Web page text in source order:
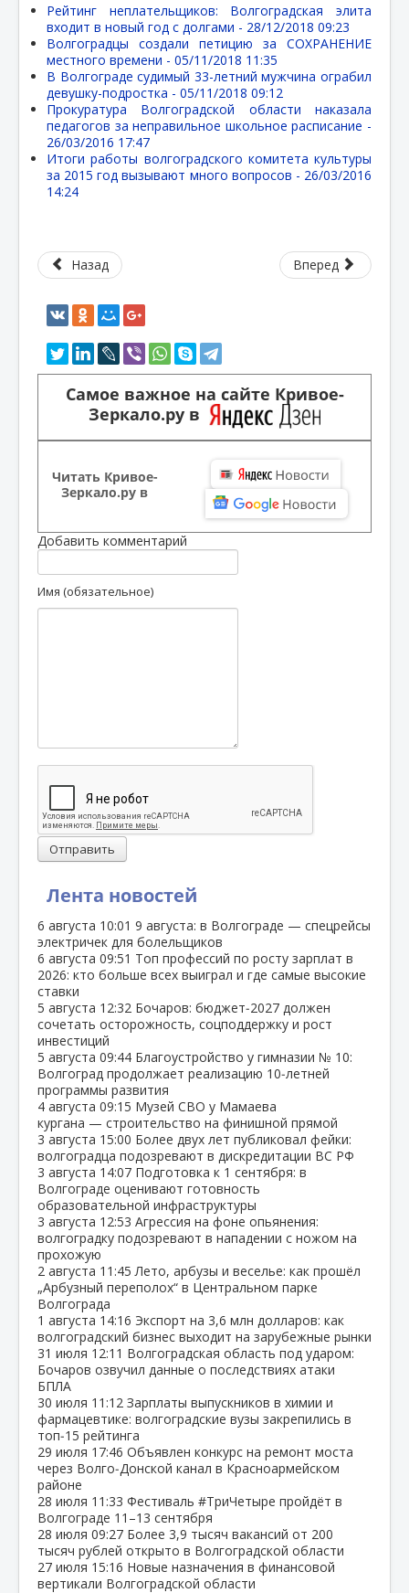
Лента новостей
6 августа 10:01 9 августа: в Волгограде — спецрейсы
электричек для болельщиков
6 августа 09:51 Топ профессий по росту зарплат в
2026: кто больше всех выиграл и где самые высокие
ставки
5 августа 12:32 Бочаров: бюджет‑2027 должен
сочетать осторожность, соцподдержку и рост
инвестиций
5 августа 09:44 Благоустройство у гимназии № 10:
Волгоград продолжает реализацию 10‑летней
программы развития
4 августа 09:15 Музей СВО у Мамаева
кургана — строительство на финишной прямой
3 августа 15:00 Более двух лет публиковал фейки:
волгоградца подозревают в дискредитации ВС РФ
3 августа 14:07 Подготовка к 1 сентября: в
Волгограде оценивают готовность
образовательной инфраструктуры
3 августа 12:53 Агрессия на фоне опьянения:
волгоградку подозревают в нападении с ножом на
прохожую
2 августа 11:45 Лето, арбузы и веселье: как прошёл
„Арбузный переполох“ в Центральном парке
Волгограда
1 августа 14:16 Экспорт на 3,6 млн долларов: как
волгоградский бизнес выходит на зарубежные рынки
31 июля 12:11 Волгоградская область под ударом:
Бочаров озвучил данные о последствиях атаки
БПЛА
30 июля 11:12 Зарплаты выпускников в химии и
фармацевтике: волгоградские вузы закрепились в
топ‑15 рейтинга
29 июля 17:46 Объявлен конкурс на ремонт моста
через Волго‑Донской канал в Красноармейском
районе
28 июля 11:33 Фестиваль #ТриЧетыре пройдёт в
Волгограде 11–13 сентября
28 июля 09:27 Более 3,9 тысяч вакансий от 200
тысяч рублей открыто в Волгоградской области
27 июля 15:16 Новые назначения в финансовой
вертикали Волгоградской области
Рейтинг неплательщиков: Волгоградская элита
входит в новый год с долгами - 28/12/2018 09:23
Волгоградцы создали петицию за СОХРАНЕНИЕ
местного времени - 05/11/2018 11:35
В Волгограде судимый 33-летний мужчина ограбил
девушку-подростка - 05/11/2018 09:12
Прокуратура Волгоградской области наказала
педагогов за неправильное школьное расписание -
26/03/2016 17:47
Итоги работы волгоградского комитета культуры
за 2015 год вызывают много вопросов - 26/03/2016
14:24
Назад Вперед
Самое важное на сайте Кривое-
Зеркало.ру в
Читать Кривое-
Зеркало.ру в
Добавить комментарий
Имя (обязательное)
Отправить